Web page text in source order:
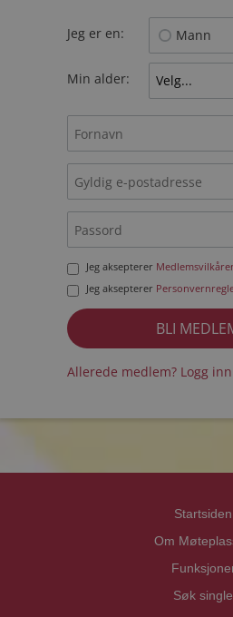
Jeg er en: Mann
Min alder:
Jeg aksepterer
Jeg aksepterer
Allerede medlem? Logg
Startsiden
Om
Søk single